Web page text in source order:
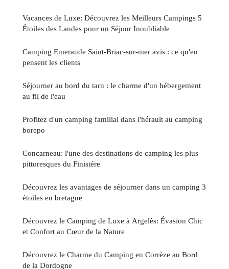
Vacances de Luxe: Découvrez les Meilleurs Campings 5
Étoiles des Landes pour un Séjour Inoubliable
Camping Emeraude Saint-Briac-sur-mer avis : ce qu'en
pensent les clients
Séjourner au bord du tarn : le charme d'un hébergement
au fil de l'eau
Profitez d'un camping familial dans l'hérault au camping
borepo
Concarneau: l'une des destinations de camping les plus
pittoresques du Finistére
Découvrez les avantages de séjourner dans un camping 3
étoiles en bretagne
Découvrez le Camping de Luxe à Argelès: Évasion Chic
et Confort au Cœur de la Nature
Découvrez le Charme du Camping en Corrèze au Bord
de la Dordogne